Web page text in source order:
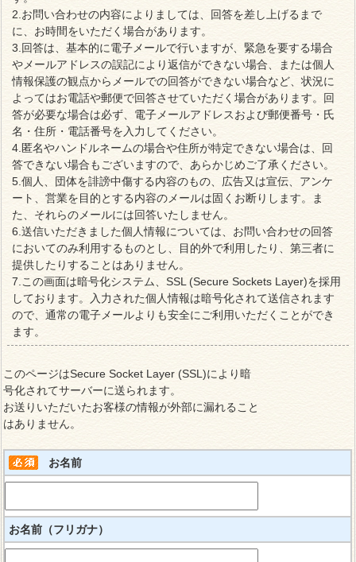
2.お問い合わせの内容によりましては、回答を差し上げるまで
に、お時間をいただく場合があります。
3.回答は、基本的に電子メールで行いますが、緊急を要する場合
やメールアドレスの誤記により返信ができない場合、または個人
情報保護の観点からメールでの回答ができない場合など、状況に
よってはお電話や郵便で回答させていただく場合があります。回
答が必要な場合は必ず、電子メールアドレスおよび郵便番号・氏
名・住所・電話番号を入力してください。
4.匿名やハンドルネームの場合や住所が特定できない場合は、回
答できない場合もございますので、あらかじめご了承ください。
5.個人、団体を誹謗中傷する内容のもの、広告又は宣伝、アンケ
ート、営業を目的とする内容のメールは固くお断りします。ま
た、それらのメールには回答いたしません。
6.送信いただきました個人情報については、お問い合わせの回答
においてのみ利用するものとし、目的外で利用したり、第三者に
提供したりすることはありません。
7.この画面は暗号化システム、SSL (Secure Sockets Layer)を採用
しております。入力された個人情報は暗号化されて送信されます
ので、通常の電子メールよりも安全にご利用いただくことができ
ます。
このページはSecure Socket Layer (SSL)により暗
号化されてサーバーに送られます。
お送りいただいたお客様の情報が外部に漏れること
はありません。
お名前
お名前（フリガナ）